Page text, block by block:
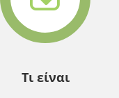
Τι είναι